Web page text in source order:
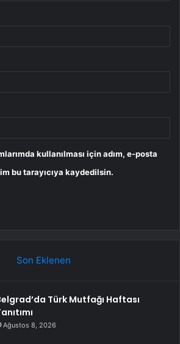
kullanılması için adım, e-posta
bu tarayıcıya kaydedilsin.
Son Eklenen
Türk Mutfağı Haftası
Ağustos 8, 2026